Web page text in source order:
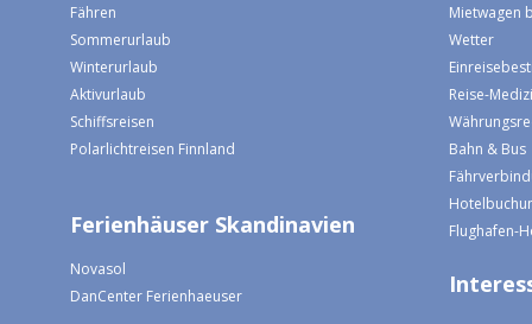
Fähren
Sommerurlaub
Winterurlaub
Aktivurlaub
Schiffsreisen
Polarlichtreisen Finnland
Ferienhäuser Skandinavien
Novasol
DanCenter Ferienhaeuser
Mietwagen
Wetter
Reise-
Bahn & Bus
Flughafen-